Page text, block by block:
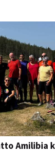
Amilibia